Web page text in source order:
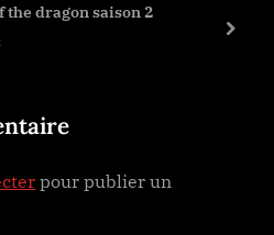
the dragon saison 2
next
pour publier un